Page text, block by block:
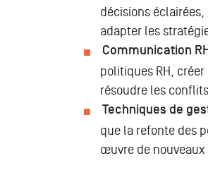
décisions
adapter les
Communication
politiques RH,
résoudre les
Techniques de
que la refonte des
œuvre de nouveaux